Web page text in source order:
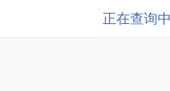
正在查询中